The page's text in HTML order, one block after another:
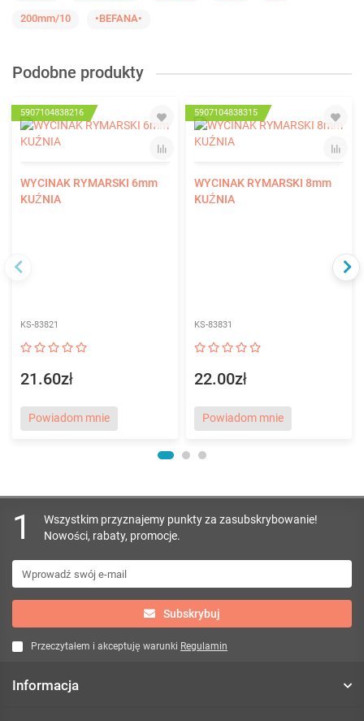
200mm/10 •BEFANA•
Podobne produkty
5907104838216
WYCINAK RYMARSKI 6mm
KUŹNIA
KS-83821
21.60zł
Powiadom mnie
5907104838315
WYCINAK RYMARSKI 8mm
KUŹNIA
KS-83831
22.00zł
Powiadom mnie
1
Wszystkim przyznajemy punkty za zasubskrybowanie!
Nowości, rabaty, promocje.
Subskrybuj
Przeczytałem i akceptuję warunki Regulamin
Informacja